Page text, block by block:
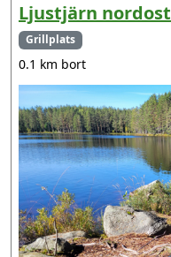
Ljustjärn nordost
Grillplats
0.1 km bort